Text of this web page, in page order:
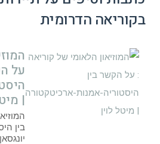
בקוריאה הדרומית
על
|
בין